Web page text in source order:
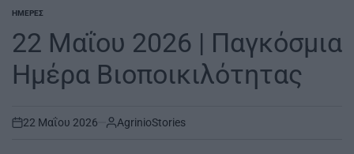
POSTED
ΗΜΈΡΕΣ
22 Μαΐου 2026 | Παγκόσμια
Ημέρα Βιοποικιλότητας
on
22 Μαΐου 2026 AgrinioStories